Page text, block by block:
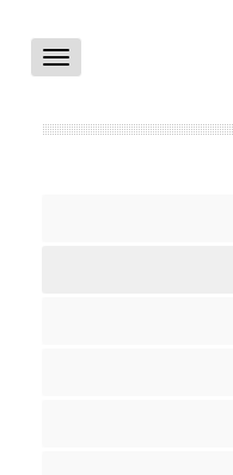
Toggle